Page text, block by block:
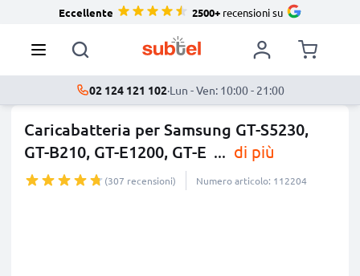
Eccellente 2500+recensioni su
02 124 121 102·Lun - Ven: 10:00 - 21:00
Caricabatteria per Samsung GT-S5230,
GT-B210, GT-E1200, GT-E ... di più
(307 recensioni) Numero articolo: 112204